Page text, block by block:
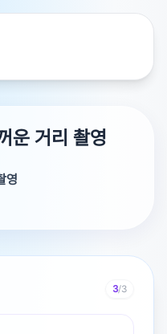
운 거리 촬영
영
촬영하려는 동영상은 광
다.
3/3